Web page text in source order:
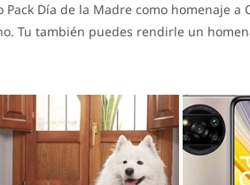
Pack Día de la Madre como homenaje
Tu también puedes rendirle un